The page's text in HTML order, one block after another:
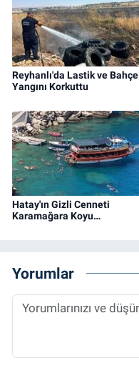
Reyhanlı'da Lastik ve Bahçe
Yangını Korkuttu
Hatay'ın Gizli Cenneti
Karamağara Koyu…
Yorumlar